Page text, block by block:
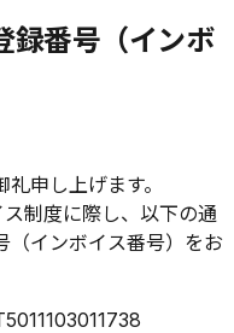
録番号（インボ
申し上げます。
制度に際し、以下の通
（インボイス番号）をお